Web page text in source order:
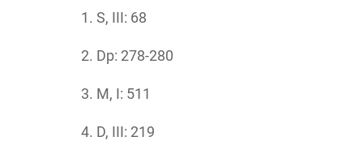
S, III: 68
Dp: 278-280
M, I: 511
D, III: 219